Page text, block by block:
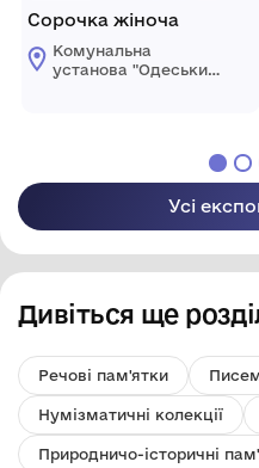
Сорочка жіноча
Комунальна
установа "Одеський
Усі
Дивіться ще
Речові пам'ятки
Нумізматичні колекції
Природничо-історичні